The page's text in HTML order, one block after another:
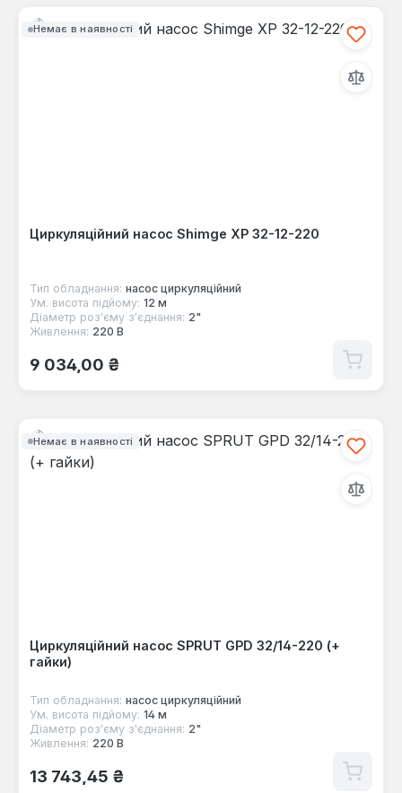
Немає в наявності
Циркуляційний насос Shimge XP 32-12-220
Тип обладнання: насос циркуляційний
Ум. висота підйому: 12 м
Діаметр роз'єму з'єднання: 2"
Живлення: 220 В
Звичайна ціна:
9 034,00 ₴
Немає в наявності
Циркуляційний насос SPRUT GPD 32/14-220 (+
гайки)
Тип обладнання: насос циркуляційний
Ум. висота підйому: 14 м
Діаметр роз'єму з'єднання: 2"
Живлення: 220 В
Звичайна ціна:
13 743,45 ₴